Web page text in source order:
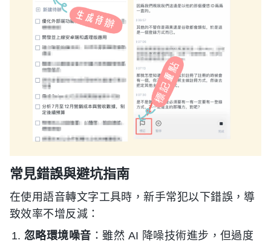
常見錯誤與避坑指南
在使用語音轉文字工具時，新手常犯以下錯誤，導
致效率不增反減：
忽略環境噪音 ：雖然 AI 降噪技術進步，但過度